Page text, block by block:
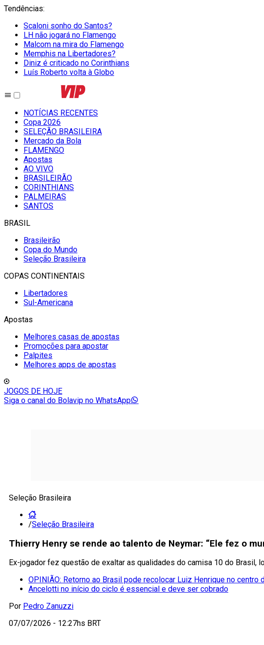
Tendências:
Scaloni sonho do Santos?
LH não jogará no Flamengo
Malcom na mira do Flamengo
Memphis na Libertadores?
Diniz é criticado no Corinthians
Luís Roberto volta à Globo
NOTÍCIAS RECENTES
Copa 2026
SELEÇÃO BRASILEIRA
Mercado da Bola
FLAMENGO
Apostas
AO VIVO
BRASILEIRÃO
CORINTHIANS
PALMEIRAS
SANTOS
BRASIL
Brasileirão
Copa do Mundo
Seleção Brasileira
COPAS CONTINENTAIS
Libertadores
Sul-Americana
Apostas
Melhores casas de apostas
Promoções para apostar
Palpites
Melhores apps de apostas
JOGOS DE HOJE
Siga o canal do Bolavip no WhatsApp
Seleção Brasileira
/Seleção Brasileira
Thierry Henry se rende ao talento de Neymar: “Ele fez o
Ex-jogador fez questão de exaltar as qualidades do camisa 10 do Brasil,
OPINIÃO: Retorno ao Brasil pode recolocar Luiz Henrique no centro
Ancelotti no início do ciclo é essencial e deve ser cobrado
Por Pedro Zanuzzi
07/07/2026 - 12:27hs BRT